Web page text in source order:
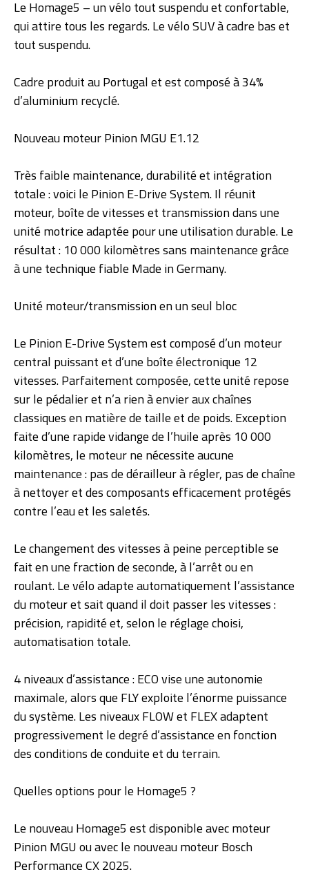
Le Homage5 – un vélo tout suspendu et confortable,
qui attire tous les regards. Le vélo SUV à cadre bas et
tout suspendu.
Cadre produit au Portugal et est composé à 34%
d’aluminium recyclé.
Nouveau moteur Pinion MGU E1.12
Très faible maintenance, durabilité et intégration
totale : voici le Pinion E-Drive System. Il réunit
moteur, boîte de vitesses et transmission dans une
unité motrice adaptée pour une utilisation durable. Le
résultat : 10 000 kilomètres sans maintenance grâce
à une technique fiable Made in Germany.
Unité moteur/transmission en un seul bloc
Le Pinion E-Drive System est composé d’un moteur
central puissant et d’une boîte électronique 12
vitesses. Parfaitement composée, cette unité repose
sur le pédalier et n’a rien à envier aux chaînes
classiques en matière de taille et de poids. Exception
faite d’une rapide vidange de l’huile après 10 000
kilomètres, le moteur ne nécessite aucune
maintenance : pas de dérailleur à régler, pas de chaîne
à nettoyer et des composants efficacement protégés
contre l’eau et les saletés.
Le changement des vitesses à peine perceptible se
fait en une fraction de seconde, à l’arrêt ou en
roulant. Le vélo adapte automatiquement l’assistance
du moteur et sait quand il doit passer les vitesses :
précision, rapidité et, selon le réglage choisi,
automatisation totale.
4 niveaux d’assistance : ECO vise une autonomie
maximale, alors que FLY exploite l’énorme puissance
du système. Les niveaux FLOW et FLEX adaptent
progressivement le degré d’assistance en fonction
des conditions de conduite et du terrain.
Quelles options pour le Homage5 ?
Le nouveau Homage5 est disponible avec moteur
Pinion MGU ou avec le nouveau moteur Bosch
Performance CX 2025.